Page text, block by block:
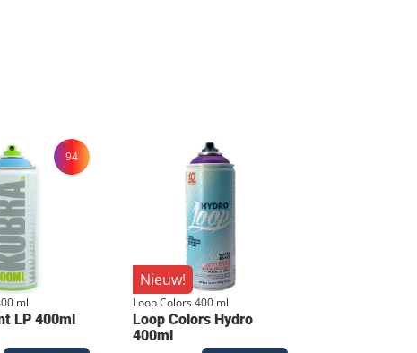
94
ml
LP 400ml
Nieuw!
Loop Colors 400 ml
Loop Colors Hydro
400ml